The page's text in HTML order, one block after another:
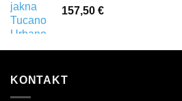
157,50 €
KONTAKT